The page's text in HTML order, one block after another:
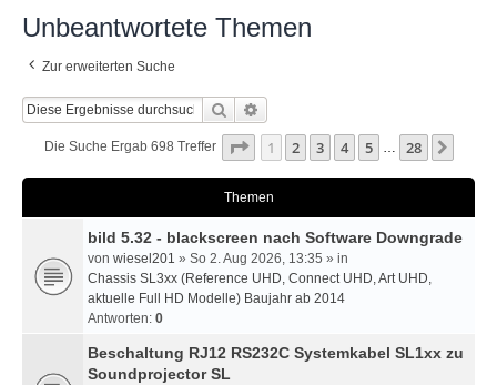
Unbeantwortete Themen
Zur erweiterten Suche
Suche
Die Suche Ergab 698 Treffer Seite 1Von 28
1 2 3 4 5 … 28
Themen
bild 5.32 - blackscreen nach Software Downgrade
von wiesel201 » So 2. Aug 2026, 13:35 » in
Chassis SL3xx (Reference UHD, Connect UHD, Art UHD,
aktuelle Full HD Modelle) Baujahr ab 2014
Antworten: 0
Beschaltung RJ12 RS232C Systemkabel SL1xx zu
Soundprojector SL